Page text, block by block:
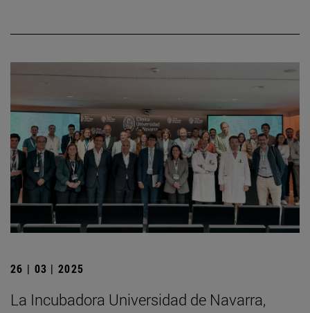
26 | 03 | 2025
La Incubadora Universidad de Navarra,